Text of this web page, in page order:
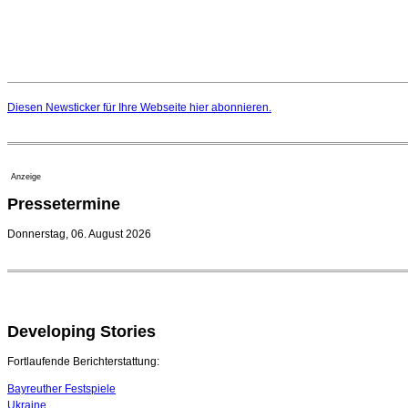
Diesen Newsticker für Ihre Webseite hier abonnieren.
Anzeige
Pressetermine
Donnerstag, 06. August 2026
Developing Stories
Fortlaufende Berichterstattung:
Bayreuther Festspiele
Ukraine